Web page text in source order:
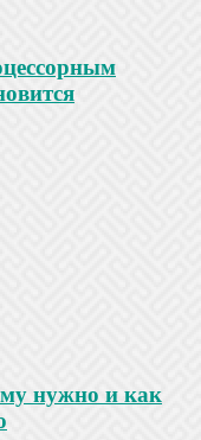
нужно и как